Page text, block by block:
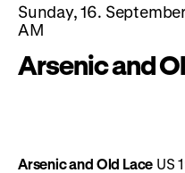
Sunday, 16.
AM
Arsenic and
Arsenic and Old Lace US